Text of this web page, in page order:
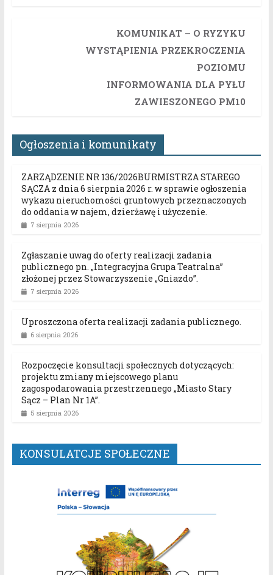
KOMUNIKAT – O RYZYKU
WYSTĄPIENIA PRZEKROCZENIA
POZIOMU
INFORMOWANIA DLA PYŁU
ZAWIESZONEGO PM10
Ogłoszenia i komunikaty
ZARZĄDZENIE NR 136/2026BURMISTRZA STAREGO
SĄCZA z dnia 6 sierpnia 2026 r. w sprawie ogłoszenia
wykazu nieruchomości gruntowych przeznaczonych
do oddania w najem, dzierżawę i użyczenie.
7 sierpnia 2026
Zgłaszanie uwag do oferty realizacji zadania
publicznego pn. „Integracyjna Grupa Teatralna”
złożonej przez Stowarzyszenie „Gniazdo”.
7 sierpnia 2026
Uproszczona oferta realizacji zadania publicznego.
6 sierpnia 2026
Rozpoczęcie konsultacji społecznych dotyczących:
projektu zmiany miejscowego planu
zagospodarowania przestrzennego „Miasto Stary
Sącz – Plan Nr 1A”.
5 sierpnia 2026
KONSULATCJE SPOŁECZNE